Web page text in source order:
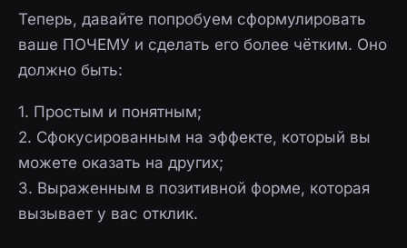
Теперь, давайте попробуем сформулировать
ваше ПОЧЕМУ и сделать его более чётким. Оно
должно быть:
1. Простым и понятным;
2. Сфокусированным на эффекте, который вы
можете оказать на других;
3. Выраженным в позитивной форме, которая
вызывает у вас отклик.